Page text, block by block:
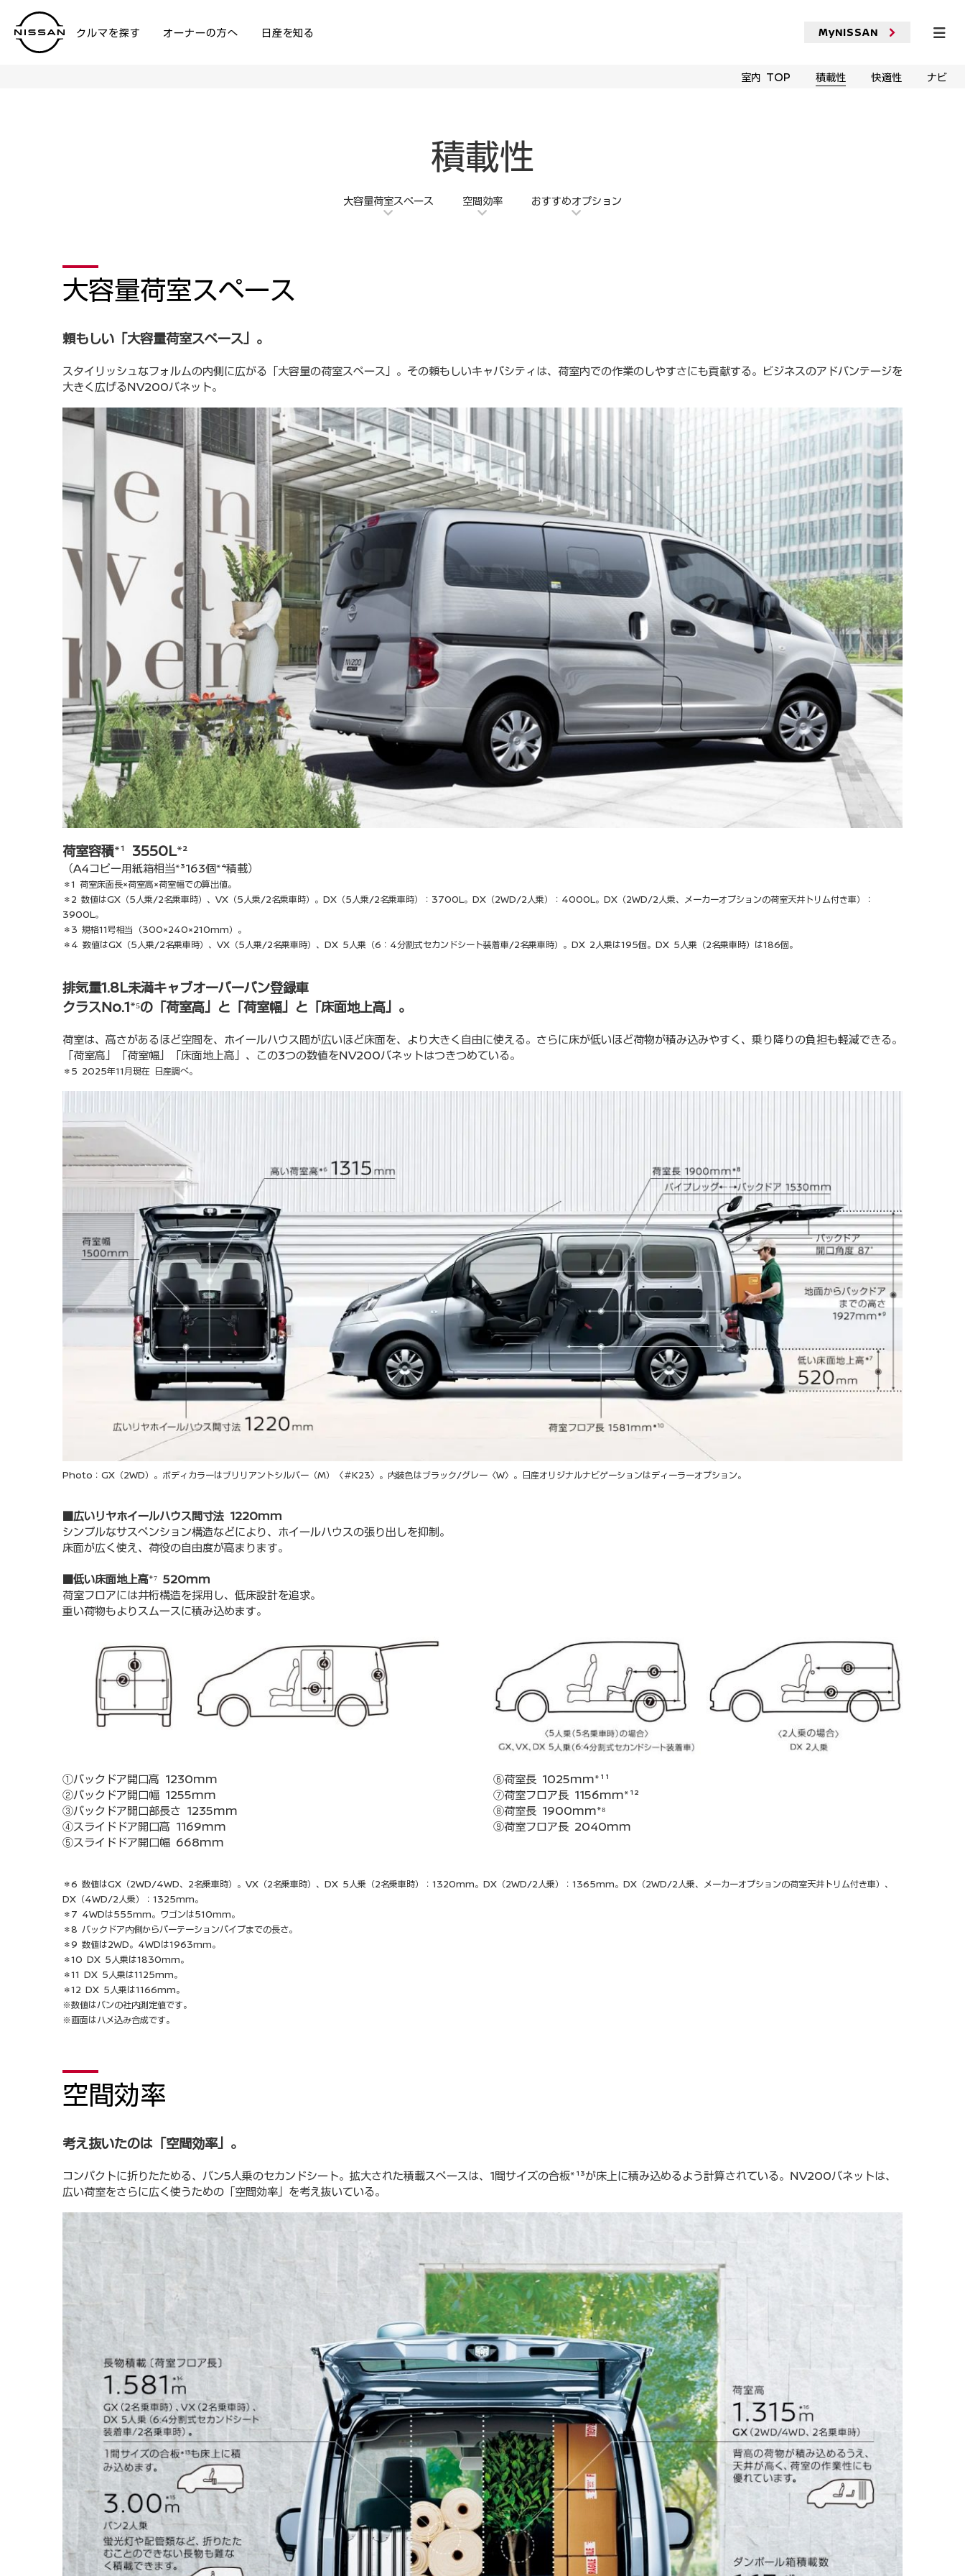
クルマを探す オーナーの方へ 日産を知る MyNISSAN
室内 TOP 積載性 快適性 ナビ
積載性
大容量荷室スペース 空間効率 おすすめオプション
大容量荷室スペース
頼もしい「大容量荷室スペース」。
スタイリッシュなフォルムの内側に広がる「大容量の荷室スペース」。その頼もしいキャパシティは、荷室内での作業のしやすさにも貢献する。ビジネスのアドバンテージを
大きく広げるNV200バネット。
荷室容積*¹ 3550L *²
（A4コピー用紙箱相当*³163個*⁴積載）
＊1 荷室床面長×荷室高×荷室幅での算出値。
＊2 数値はGX（5人乗/2名乗車時）、VX（5人乗/2名乗車時）。DX（5人乗/2名乗車時）：3700L。DX（2WD/2人乗）：4000L。DX（2WD/2人乗、メーカーオプションの荷室天井トリム付き車）：
3900L。
＊3 規格11号相当（300×240×210mm）。
＊4 数値はGX（5人乗/2名乗車時）、VX（5人乗/2名乗車時）、DX 5人乗（6：4分割式セカンドシート装着車/2名乗車時）。DX 2人乗は195個。DX 5人乗（2名乗車時）は186個。
排気量1.8L未満キャブオーバーバン登録車
クラスNo.1*⁵の「荷室高」と「荷室幅」と「床面地上高」。
荷室は、高さがあるほど空間を、ホイールハウス間が広いほど床面を、より大きく自由に使える。さらに床が低いほど荷物が積み込みやすく、乗り降りの負担も軽減できる。
「荷室高」「荷室幅」「床面地上高」、この3つの数値をNV200バネットはつきつめている。
＊5 2025年11月現在 日産調べ。
Photo：GX（2WD）。ボディカラーはブリリアントシルバー（M）〈＃K23〉。内装色はブラック/グレー〈W〉。日産オリジナルナビゲーションはディーラーオプション。
■広いリヤホイールハウス間寸法 1220mm
シンプルなサスペンション構造などにより、ホイールハウスの張り出しを抑制。
床面が広く使え、荷役の自由度が高まります。
■低い床面地上高*⁷ 520mm
荷室フロアには井桁構造を採用し、低床設計を追求。
重い荷物もよりスムースに積み込めます。
①バックドア開口高 1230mm
②バックドア開口幅 1255mm
③バックドア開口部長さ 1235mm
④スライドドア開口高 1169mm
⑤スライドドア開口幅 668mm
⑥荷室長 1025mm*¹¹
⑦荷室フロア長 1156mm*¹²
⑧荷室長 1900mm*⁸
⑨荷室フロア長 2040mm
＊6 数値はGX（2WD/4WD、2名乗車時）。VX（2名乗車時）、DX 5人乗（2名乗車時）：1320mm。DX（2WD/2人乗）：1365mm。DX（2WD/2人乗、メーカーオプションの荷室天井トリム付き車）、
DX（4WD/2人乗）：1325mm。
＊7 4WDは555mm。ワゴンは510mm。
＊8 バックドア内側からパーテーションパイプまでの長さ。
＊9 数値は2WD。4WDは1963mm。
＊10 DX 5人乗は1830mm。
＊11 DX 5人乗は1125mm。
＊12 DX 5人乗は1166mm。
※数値はバンの社内測定値です。
※画面はハメ込み合成です。
空間効率
考え抜いたのは「空間効率」。
コンパクトに折りたためる、バン5人乗のセカンドシート。拡大された積載スペースは、1間サイズの合板*¹³が床上に積み込めるよう計算されている。NV200バネットは、
広い荷室をさらに広く使うための「空間効率」を考え抜いている。